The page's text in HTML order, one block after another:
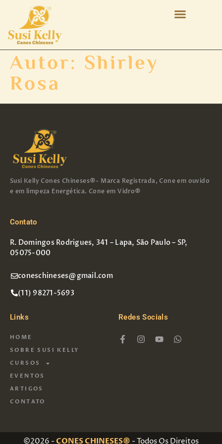
Autor: Shirley
Rosa
Susi Kelly Cones Chineses®- Marca Registrada, Cone em ouvido
e em limpeza Energética. Cone em Vidro®
Contato
R. Domingos Rodrigues, 341 – Lapa, São Paulo – SP,
05075-000
coneschineses@gmail.com
(11) 98271-5693
Links
HOME
SOBRE SUSI KELLY
CURSOS
EVENTOS
ARTIGOS
CONTATO
Redes Socials
©2026 -CONES CHINESES® - Todos Os Direitos